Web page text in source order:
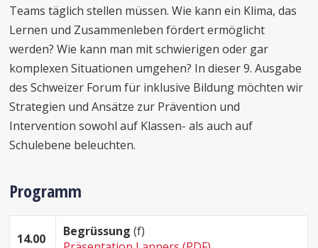
Teams täglich stellen müssen. Wie kann ein Klima, das
Lernen und Zusammenleben fördert ermöglicht
werden? Wie kann man mit schwierigen oder gar
komplexen Situationen umgehen? In dieser 9. Ausgabe
des Schweizer Forum für inklusive Bildung möchten wir
Strategien und Ansätze zur Prävention und
Intervention sowohl auf Klassen- als auch auf
Schulebene beleuchten.
Programm
14.00 Begrüssung (f)